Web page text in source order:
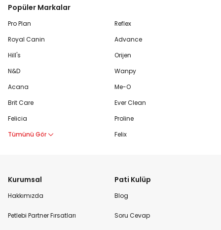
Popüler Markalar
Pro Plan
Royal Canin
Hill's
N&D
Acana
Brit Care
Felicia
Tümünü Gör
Reflex
Advance
Orijen
Wanpy
Me-O
Ever Clean
Proline
Felix
Kurumsal
Hakkımızda
Petlebi Partner Fırsatları
Pati Kulüp
Blog
Soru Cevap